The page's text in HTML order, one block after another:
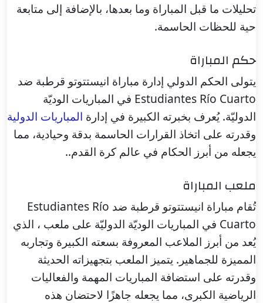
تحليلات ما قبل المباراة وما بعدها، بالإضافة إلى متابعة
حية للحظات الحاسمة.
حكم المباراة
يتولى الحكم الدولي إدارة مباراة انيستتوتو قرطبة ضد
Estudiantes Río Cuarto في المباريات الوديّة
الدوليّة. يُعرف بخبرته الكبيرة في إدارة المباريات الدولية
وقدرته على اتخاذ القرارات الحاسمة بدقة وحيادية، مما
يجعله من أبرز الحكام في عالم كرة القدم..
ملعب المباراة
تُقام مباراة انيستتوتو قرطبة ضد Estudiantes Río
Cuarto في المباريات الوديّة الدوليّة على ملعب ، الذي
يُعد من أبرز الملاعب المعروفة بسعته الكبيرة وتجاربه
المميزة للجماهير. يتميز الملعب بتجهيزاته الحديثة
وقدرته على استضافة المباريات المهمة والفعاليات
الرياضية الكبرى، مما يجعله جاهزًا لاحتضان هذه